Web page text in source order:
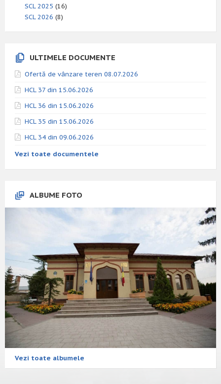
SCL 2025 (16)
SCL 2026 (8)
ULTIMELE DOCUMENTE
Ofertă de vânzare teren 08.07.2026
HCL 37 din 15.06.2026
HCL 36 din 15.06.2026
HCL 35 din 15.06.2026
HCL 34 din 09.06.2026
Vezi toate documentele
ALBUME FOTO
Vezi toate albumele